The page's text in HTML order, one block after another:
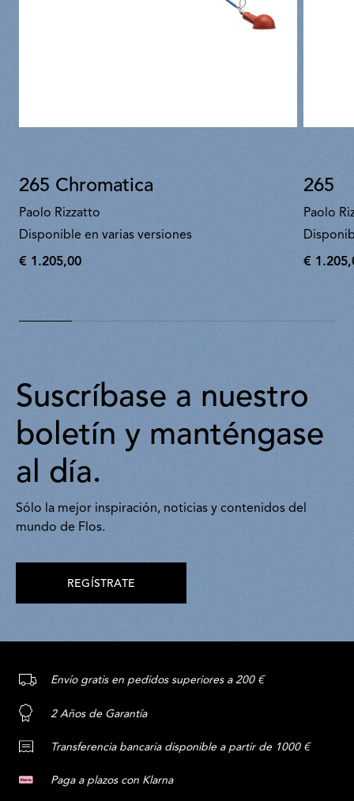
265 Chromatica
Paolo Rizzatto
Disponible en varias versiones
€ 1.205,00
265
Paolo
€
Suscríbase a nuestro
boletín y manténgase
al día.
Sólo la mejor inspiración, noticias y contenidos del
mundo de Flos.
REGÍSTRATE
Envío gratis en pedidos superiores a 200 €
2 Años de Garantía
Transferencia bancaria disponible a partir de 1000 €
Paga a plazos con Klarna